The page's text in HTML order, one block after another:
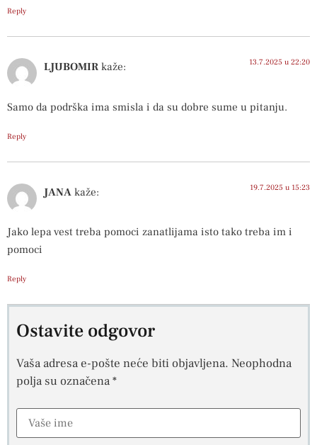
Reply
LJUBOMIR kaže: 13.7.2025 u 22:20
Samo da podrška ima smisla i da su dobre sume u pitanju.
Reply
JANA kaže: 19.7.2025 u 15:23
Jako lepa vest treba pomoci zanatlijama isto tako treba im i
pomoci
Reply
Ostavite odgovor
Vaša adresa e-pošte neće biti objavljena. Neophodna
polja su označena*